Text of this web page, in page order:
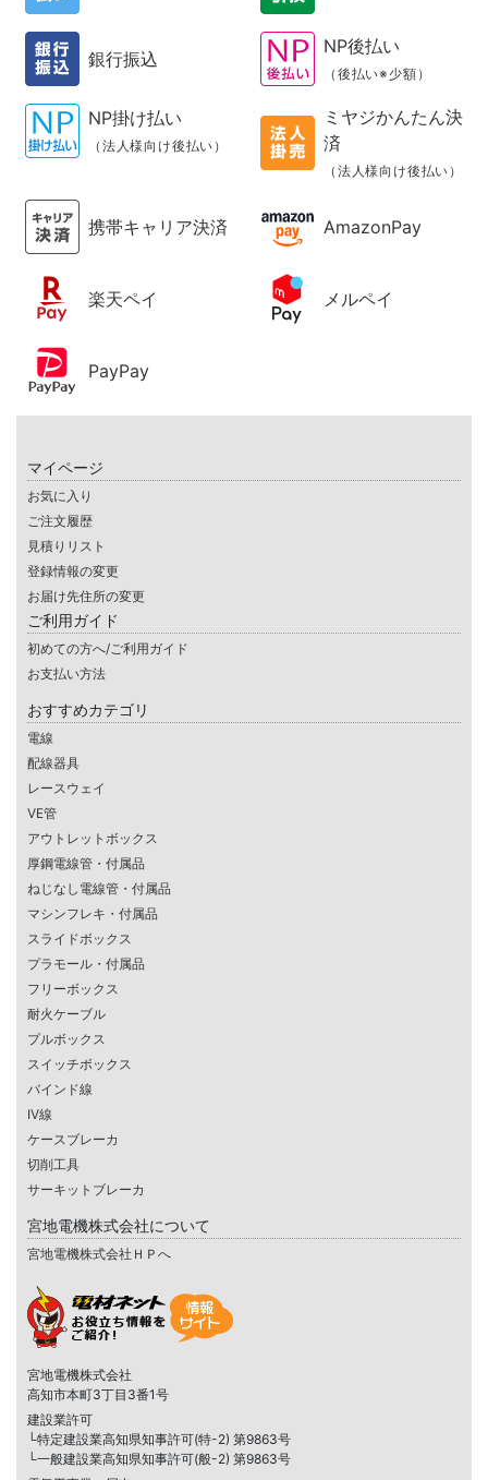
銀行振込
NP後払い
（後払い※少額）
NP掛け払い
（法人様向け後払い）
ミヤジかんたん決
済
（法人様向け後払い）
携帯キャリア決済 AmazonPay
楽天ペイ メルペイ
PayPay
マイページ
お気に入り
ご注文履歴
見積りリスト
登録情報の変更
お届け先住所の変更
ご利用ガイド
初めての方へ/ご利用ガイド
お支払い方法
おすすめカテゴリ
電線
配線器具
レースウェイ
VE管
アウトレットボックス
厚鋼電線管・付属品
ねじなし電線管・付属品
マシンフレキ・付属品
スライドボックス
プラモール・付属品
フリーボックス
耐火ケーブル
プルボックス
スイッチボックス
バインド線
IV線
ケースブレーカ
切削工具
サーキットブレーカ
宮地電機株式会社について
宮地電機株式会社ＨＰへ
宮地電機株式会社
高知市本町3丁目3番1号
建設業許可
└特定建設業高知県知事許可(特-2) 第9863号
└一般建設業高知県知事許可(般-2) 第9863号